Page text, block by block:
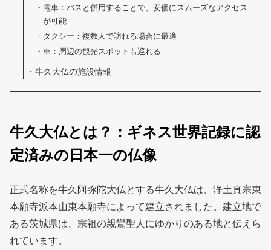
電車：バスと併用することで、安価にスムーズなアクセス
が可能
タクシー：複数人で訪れる場合に最適
車：周辺の観光スポットも巡れる
牛久大仏の施設情報
牛久大仏とは？：ギネス世界記録に認
定済みの日本一の仏像
正式名称を牛久阿弥陀大仏とする牛久大仏は、浄土真宗東
本願寺派本山東本願寺によって建立されました。建立地で
ある茨城県は、宗祖の親鸞聖人にゆかりのある地と伝えら
れています。